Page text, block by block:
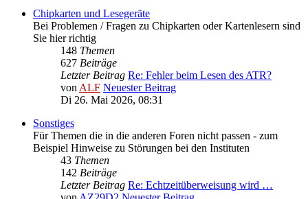
Chipkarten und Lesegeräte
Bei Problemen / Fragen zu Chipkarten oder Kartenlesern sind
Sie hier richtig
148 Themen
627 Beiträge
Letzter Beitrag Re: Fehler beim Lesen des ATR?
vonALF Neuester Beitrag
Di 26. Mai 2026, 08:31
Sonstiges
Für Themen die in die anderen Foren nicht passen - zum
Beispiel Hinweise zu Störungen bei den Instituten
43 Themen
142 Beiträge
Letzter Beitrag Re: Echtzeitüberweisung wird …